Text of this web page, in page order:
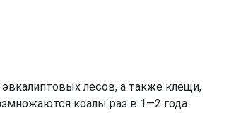
лесов, а также клещи,
коалы раз в 1—2 года.